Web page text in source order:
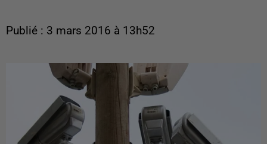
Publié : 3 mars 2016 à 13h52